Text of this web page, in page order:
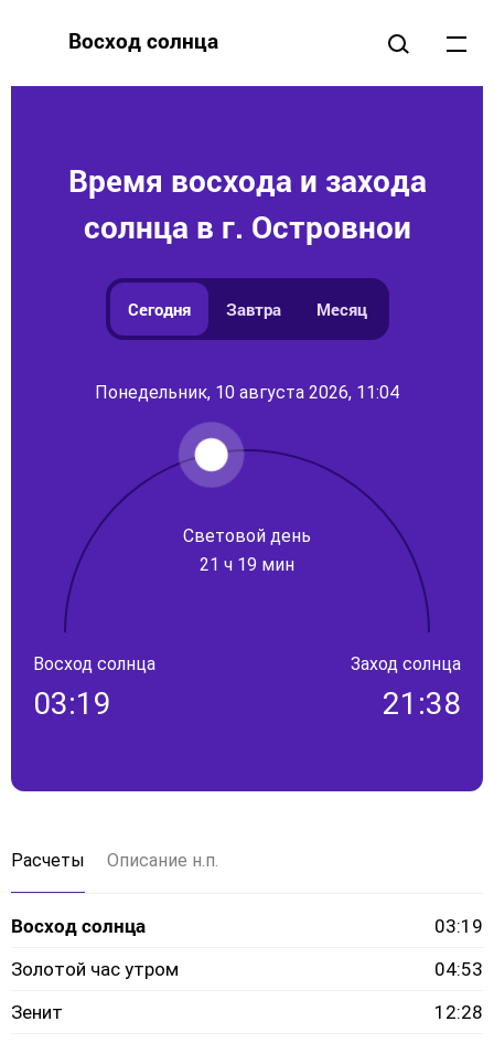
Восход солнца
Время восхода и захода
солнца в г. Островнои
Сегодня Завтра Месяц
Понедельник, 10 августа 2026, 11:04
Световой день
21 ч 19 мин
Восход солнца
03:19
Заход солнца
21:38
Расчеты Описание н.п.
Восход солнца
03:19
Золотой час утром
04:53
Зенит
12:28